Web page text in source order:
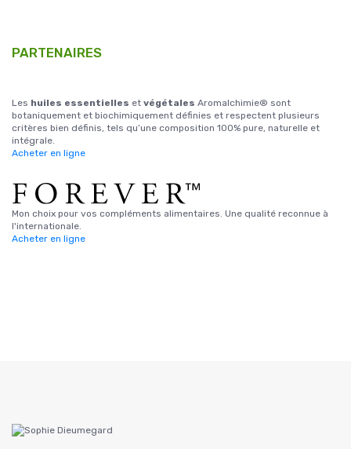
PARTENAIRES
Les huiles essentielles et végétales Aromalchimie® sont
botaniquement et biochimiquement définies et respectent plusieurs
critères bien définis, tels qu’une composition 100% pure, naturelle et
intégrale.
Acheter en ligne
Mon choix pour vos compléments alimentaires. Une qualité reconnue à
l'internationale.
Acheter en ligne